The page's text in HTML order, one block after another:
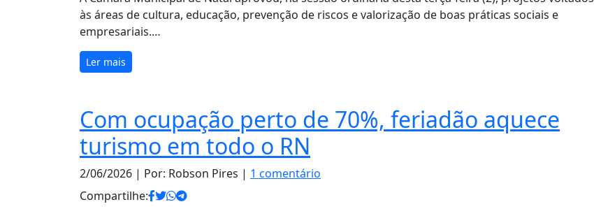
às áreas de cultura, educação, prevenção de riscos e valorização de boas práticas sociais e
empresariais.…
Ler mais
Com ocupação perto de 70%, feriadão aquece
turismo em todo o RN
2/06/2026 | Por: Robson Pires | 1 comentário
Compartilhe: